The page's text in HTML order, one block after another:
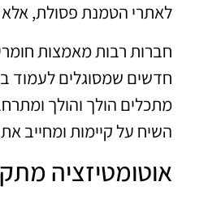
לאתרי הטמנת פסולת,
חברות רבות מאמצות
חדשים שמסוגלים לעמוד
מתכלים הולך והולך
השיח על קיימות ומחייב
אוטומטיזציה מתק avanzada בשקילה ואריזה